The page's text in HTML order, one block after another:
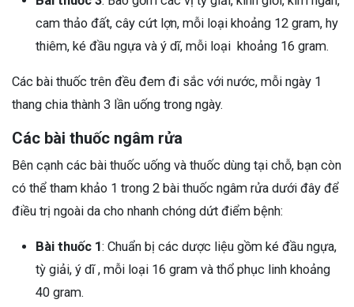
cam thảo đất, cây cứt lợn, mỗi loại khoảng 12 gram, hy
thiêm, ké đầu ngựa và ý dĩ, mỗi loại khoảng 16 gram.
Các bài thuốc trên đều đem đi sắc với nước, mỗi ngày 1
thang chia thành 3 lần uống trong ngày.
Các bài thuốc ngâm rửa
Bên cạnh các bài thuốc uống và thuốc dùng tại chỗ, bạn còn
có thể tham khảo 1 trong 2 bài thuốc ngâm rửa dưới đây để
điều trị ngoài da cho nhanh chóng dứt điểm bệnh:
Bài thuốc 1: Chuẩn bị các dược liệu ​​gồm ké đầu ngựa,
tỳ giải, ý dĩ , mỗi loại 16 gram và thổ phục linh khoảng
40 gram.